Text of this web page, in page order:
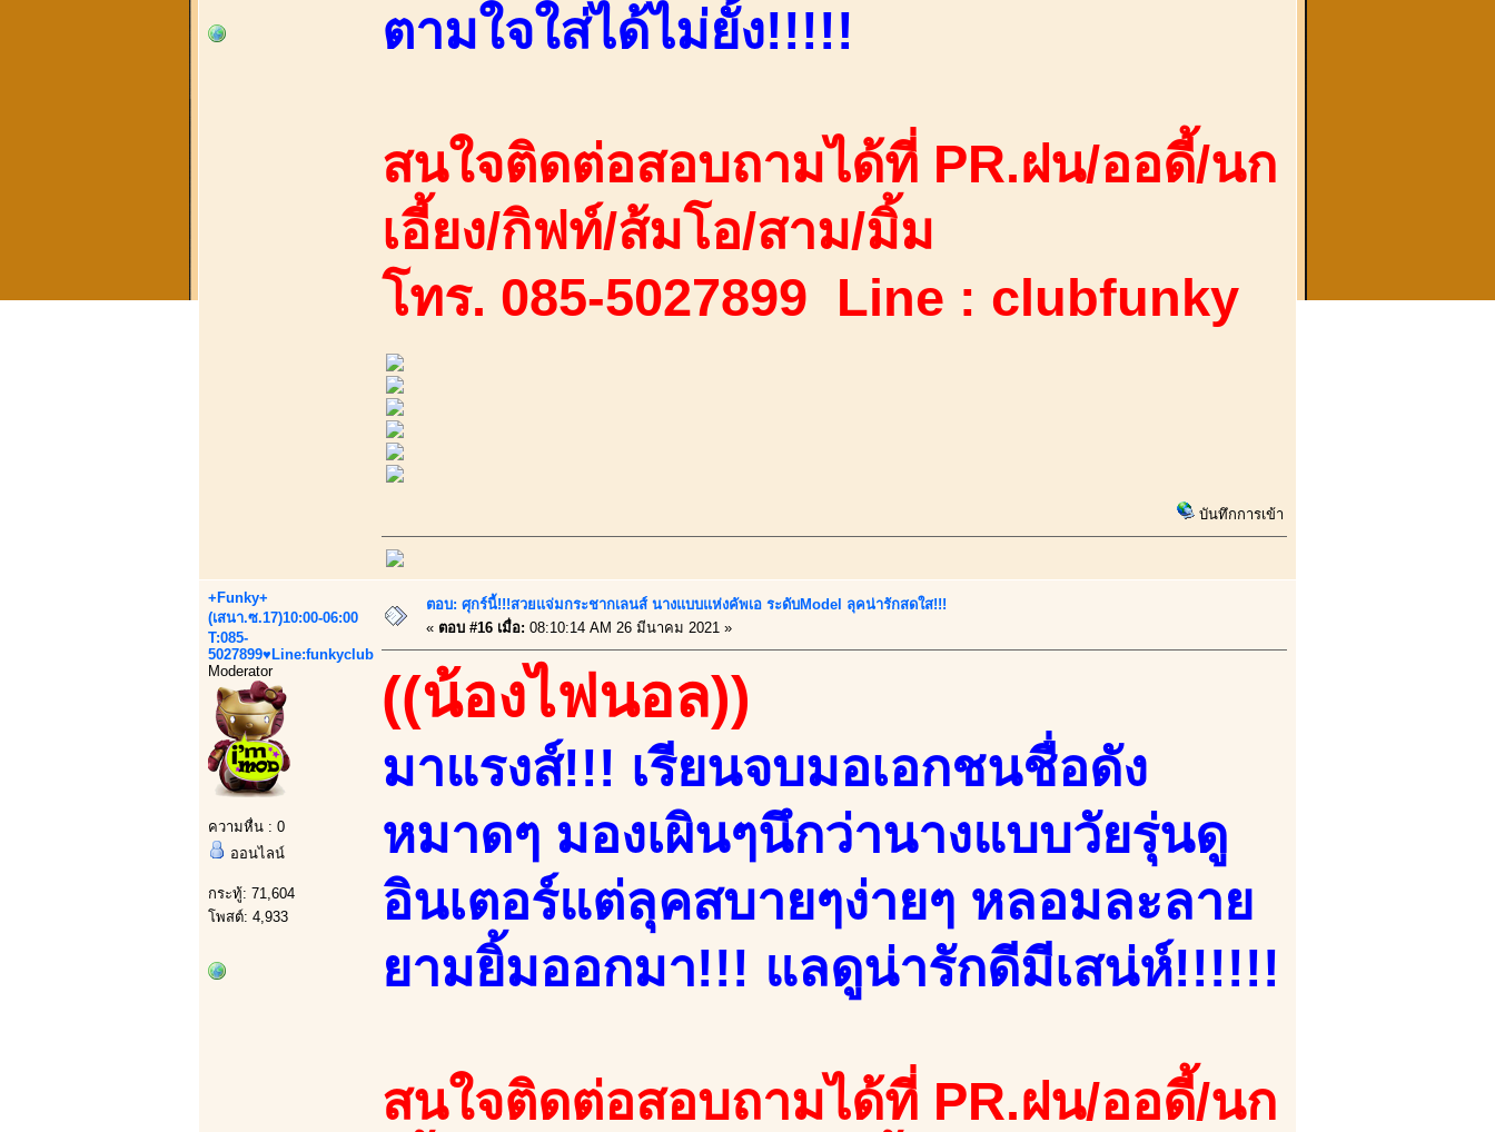
ตามใจใส่ได้ไม่ยั้ง!!!!!
สนใจติดต่อสอบถามได้ที่ PR.ฝน/ออดี้/นก
เอี้ยง/กิฟท์/ส้มโอ/สาม/มิ้ม
โทร. 085-5027899 Line : clubfunky
บันทึกการเข้า
+Funky+
(เสนา.ซ.17)10:00-06:00
T:085-
5027899♥Line:funkyclub
Moderator
ความหื่น : 0
ออนไลน์
กระทู้: 71,604
โพสต์: 4,933
ตอบ: ศุกร์นี้!!!สวยแจ่มกระชากเลนส์ นางแบบแห่งคัพเอ ระดับModel ลุคน่ารักสดใส!!!
« ตอบ #16 เมื่อ: 08:10:14 AM 26 มีนาคม 2021 »
((น้องไฟนอล))
มาแรงส์!!! เรียนจบมอเอกชนชื่อดัง
หมาดๆ มองเผินๆนึกว่านางแบบวัยรุ่นดู
อินเตอร์แต่ลุคสบายๆง่ายๆ หลอมละลาย
ยามยิ้มออกมา!!! แลดูน่ารักดีมีเสน่ห์!!!!!!
สนใจติดต่อสอบถามได้ที่ PR.ฝน/ออดี้/นก